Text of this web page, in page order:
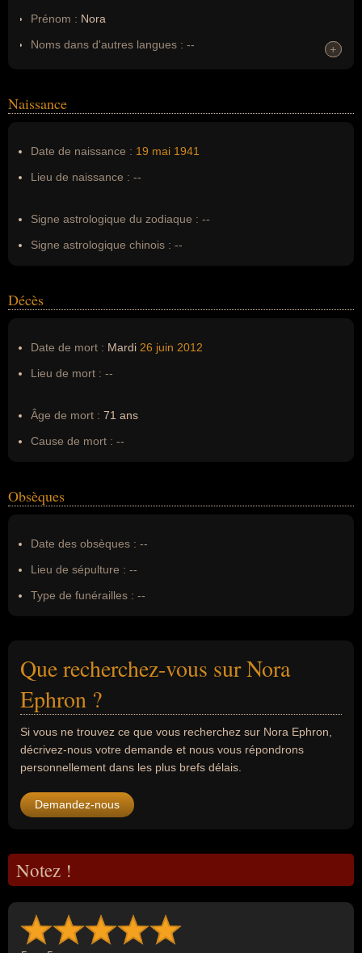
Prénom : Nora
Noms dans d'autres langues : --
Nom de famille :Ephron
+
+
Naissance
Date de naissance : 19 mai 1941
Lieu de naissance : --
Signe astrologique du zodiaque : --
Signe astrologique chinois : --
Décès
Date de mort : Mardi 26 juin 2012
Lieu de mort : --
Âge de mort : 71 ans
Cause de mort : --
Obsèques
Date des obsèques : --
Lieu de sépulture : --
Type de funérailles : --
Que recherchez-vous sur Nora
Ephron ?
Si vous ne trouvez ce que vous recherchez sur Nora Ephron,
décrivez-nous votre demande et nous vous répondrons
personnellement dans les plus brefs délais.
Demandez-nous
Notez !